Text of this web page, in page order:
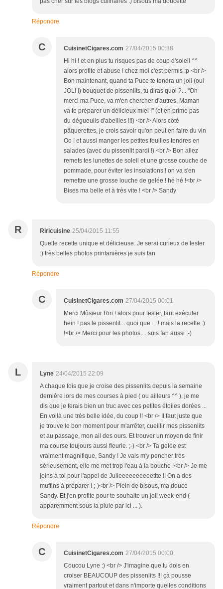
Répondre
C CuisinetCigares.com 27/04/2015 00:38
Hi hi ! et en plus tu risques pas de coup d'soleil ^^
alors profite et abuse ! chez moi c'est permis :p <br />
Bon maintenant, quand ta Puce te tendra un joli (oui
JOLI !) bouquet de pissenlits, tu diras quoi ?... "Oh
merci ma Puce, va m'en chercher d'autres, Maman
va te préparer un délicieux miel !" (et en prime pas
du dégueulis d'abeilles !!!) <br /> Alors côté
pâquerettes, je crois savoir qu'on peut en faire du vin
Oo ! et aussi manger les petites feuilles tendres en
salades (avec du pissenlit pardi !) <br /> Bon allez
remets tes lunettes de soleil et une grosse couche de
pommade, pour éviter les insolations ! on va s'en
remettre une grosse louche de gelée ! hé hé !<br />
Bises ma belle et à très vite ! <br /> Sandy
R Riricuisine 25/04/2015 11:55
Quelle recette unique et délicieuse. Je serai curieux de tester
:) très belles photos printanières je suis fan
Répondre
C CuisinetCigares.com 27/04/2015 00:01
Merci Môsieur Riri ! alors pour tester, faut exécuter
hein ! pas le pissenlit... quoi que ... ! mais la recette :)
!<br /> Merci pour les photos.... suis fan aussi ;-)
L Lyne 24/04/2015 22:09
A chaque fois que je croise des pissenlits depuis la semaine
dernière lors de mes courses à pied ( ou ailleurs ^^ ), je me
dis que je ferais bien un truc avec ces petites étoiles dorées ...
En voilà une très belle idée, du coup !! <br /> Il faut juste que
je trouve le bon moment pour m'arrêter, cueillir mes pissenlits
et au passage, mon ail des ours. Et trouver un moyen de finir
ma course toujours aussi fleurie. ;-) <br /> Ta gelée est
vraiment magnifique, Sandy ! Je vais m'y pencher très
sérieusement, elle me met trop l'eau à la bouche !<br /> Je me
joins à toi pour l'appel de Julieeeeeeeeeettte !! On a des
muffins à préparer ! ;-)<br /> Plein de bisous, ma douce
Sandy. Et j'en profite pour te souhaite un joli week-end (
apparemment sous la pluie par ici ... ).
Répondre
C CuisinetCigares.com 27/04/2015 00:00
Coucou Lyne :) <br /> J'imagine que tu dois en
croiser BEAUCOUP des pissenlits !!! çà pousse
vraiment partout et dans n'importe quelles conditions